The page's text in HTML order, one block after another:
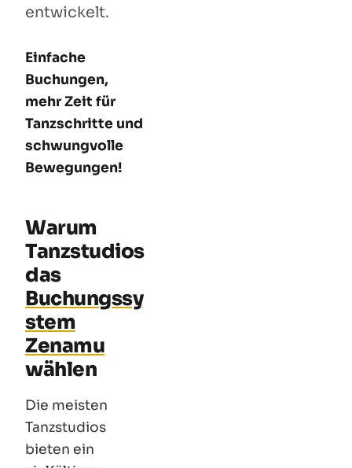
entwickelt.
Einfache
Buchungen,
mehr Zeit für
Tanzschritte und
schwungvolle
Bewegungen!
Warum
Tanzstudios
das
Buchungssy
stem
Zenamu
wählen
Die meisten
Tanzstudios
bieten ein